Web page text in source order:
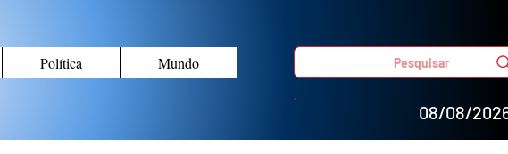
Política Mundo Pesquisar
08/08/